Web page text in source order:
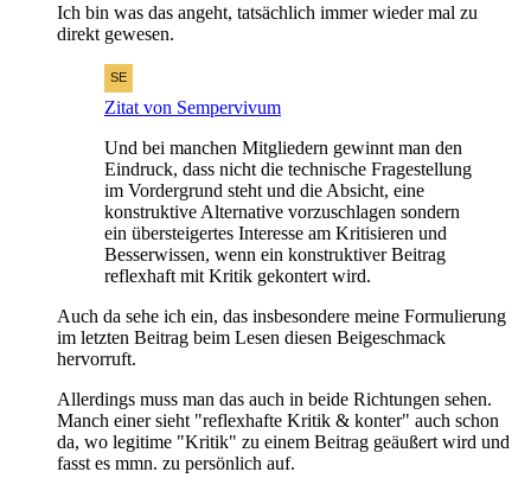
Ich bin was das angeht, tatsächlich immer wieder mal zu
direkt gewesen.
Zitat von Sempervivum
Und bei manchen Mitgliedern gewinnt man den
Eindruck, dass nicht die technische Fragestellung
im Vordergrund steht und die Absicht, eine
konstruktive Alternative vorzuschlagen sondern
ein übersteigertes Interesse am Kritisieren und
Besserwissen, wenn ein konstruktiver Beitrag
reflexhaft mit Kritik gekontert wird.
Auch da sehe ich ein, das insbesondere meine Formulierung
im letzten Beitrag beim Lesen diesen Beigeschmack
hervorruft.
Allerdings muss man das auch in beide Richtungen sehen.
Manch einer sieht "reflexhafte Kritik & konter" auch schon
da, wo legitime "Kritik" zu einem Beitrag geäußert wird und
fasst es mmn. zu persönlich auf.